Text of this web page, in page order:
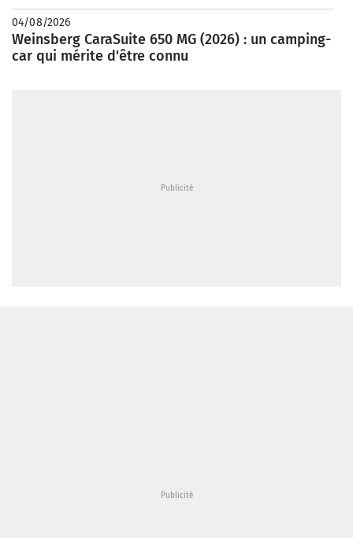
04/08/2026
Weinsberg CaraSuite 650 MG (2026) : un camping-
car qui mérite d'être connu